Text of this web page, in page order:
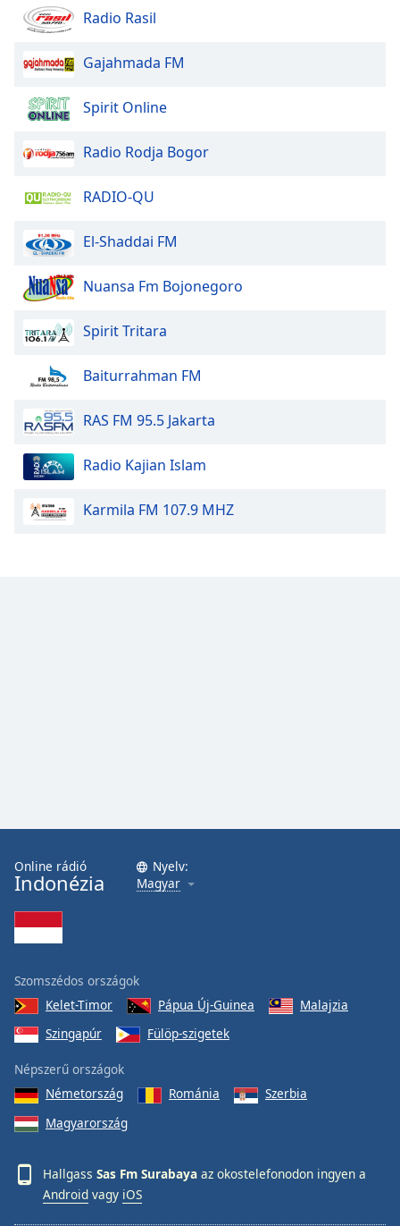
Color
Opacity
Caption
Background
Font
Size
Style
Font
Family
Reset
Radio Rasil
Gajahmada FM
Spirit Online
Radio Rodja Bogor
RADIO-QU
El-Shaddai FM
Nuansa Fm Bojonegoro
Spirit Tritara
Baiturrahman FM
RAS FM 95.5 Jakarta
Radio Kajian Islam
Karmila FM 107.9 MHZ
Online rádió
Indonézia
Nyelv:
Magyar
Szomszédos országok
Kelet-Timor
Pápua Új-Guinea
Malajzia
Szingapúr
Fülöp-szigetek
Népszerű országok
Németország
Románia
Szerbia
Magyarország
Hallgass Sas Fm Surabaya az okostelefonodon ingyen a
Android vagy iOS